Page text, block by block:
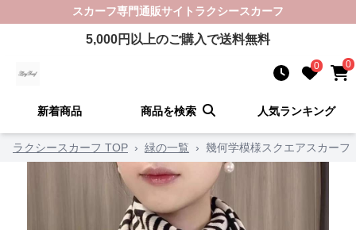
スカーフ専門通販サイト ラクシースカーフ
5,000円以上のご購入で送料無料
0 0
新着商品 商品を検索 人気ランキング
ラクシースカーフ TOP › 緑の一覧 › 幾何学模様スクエアスカーフ